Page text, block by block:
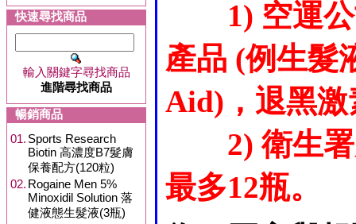
快速尋找商品
輸入關鍵字尋找商品
進階尋找商品
暢銷商品
01. Sports Research
Biotin 高濃度B7髮膚
保養配方(120粒)
02. Rogaine Men 5%
Minoxidil Solution 落
健液態生髮液(3瓶)
1) 空運
產品 (例生髮
Aid)，退黑
2) 衛生
最多12瓶。